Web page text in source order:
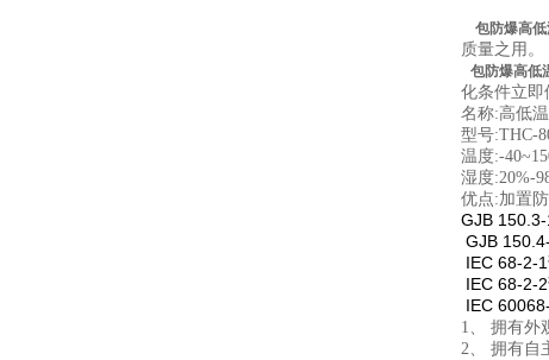
包防爆高
质量之用。
包防爆高低
化条件立即
名称:高低
型号:THC-
温度:-
湿度:20%-
优点:加置防
GJB 150.3-
GJB 150.4-
IEC 68-2-1
IEC 68-2-2
IEC 60068-
1、 拥有外
2、 拥有自